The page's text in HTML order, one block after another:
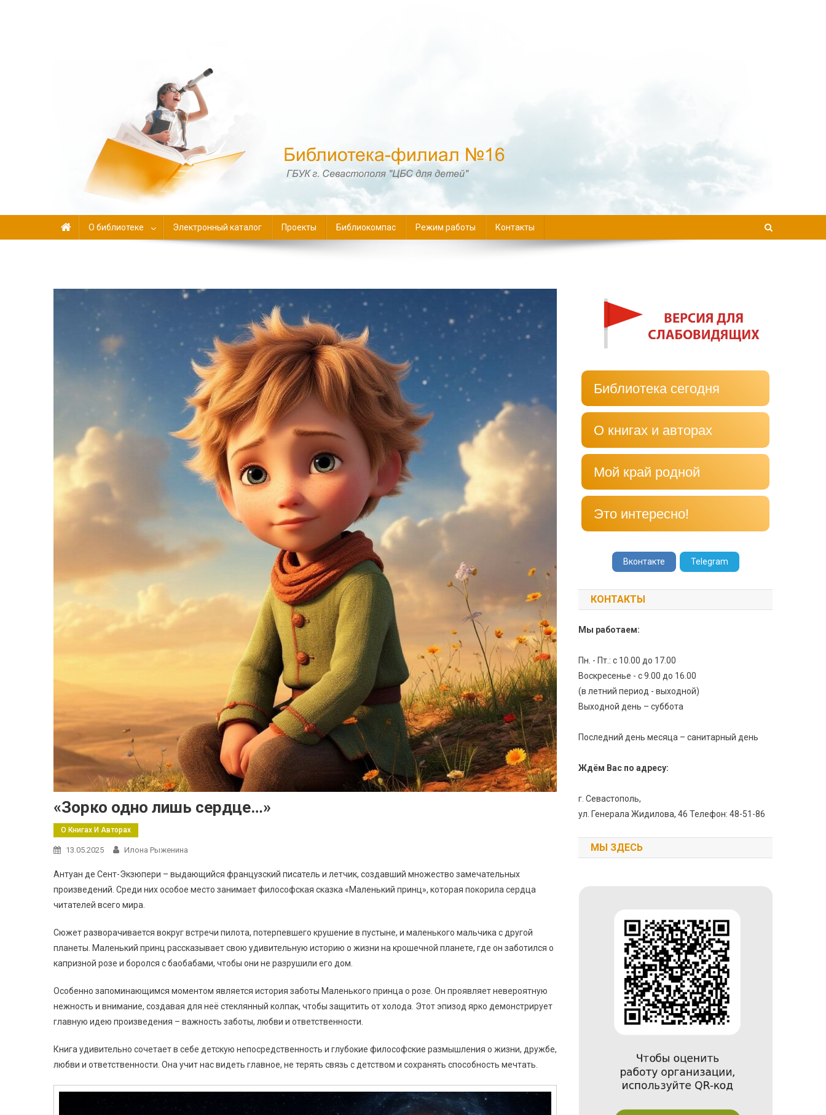
О библиотеке Электронный каталог Проекты Библиокомпас Режим работы Контакты
«Зорко одно лишь сердце…»
О Книгах И Авторах
13.05.2025 Илона Рыженина
Антуан де Сент-Экзюпери – выдающийся французский писатель и летчик, создавший множество замечательных
произведений. Среди них особое место занимает философская сказка «Маленький принц», которая покорила сердца
читателей всего мира.
Сюжет разворачивается вокруг встречи пилота, потерпевшего крушение в пустыне, и маленького мальчика с другой
планеты. Маленький принц рассказывает свою удивительную историю о жизни на крошечной планете, где он заботился о
капризной розе и боролся с баобабами, чтобы они не разрушили его дом.
Особенно запоминающимся моментом является история заботы Маленького принца о розе. Он проявляет невероятную
нежность и внимание, создавая для неё стеклянный колпак, чтобы защитить от холода. Этот эпизод ярко демонстрирует
главную идею произведения – важность заботы, любви и ответственности.
Книга удивительно сочетает в себе детскую непосредственность и глубокие философские размышления о жизни, дружбе,
любви и ответственности. Она учит нас видеть главное, не терять связь с детством и сохранять способность мечтать.
Библиотека сегодня
О книгах и авторах
Мой край родной
Это интересно!
Вконтакте Telegram
КОНТАКТЫ
Мы работаем:
Пн. - Пт.: с 10.00 до 17.00
Воскресенье - с 9.00 до 16.00
(в летний период - выходной)
Выходной день – суббота
Последний день месяца – санитарный день
Ждём Вас по адресу:
г. Севастополь,
ул. Генерала Жидилова, 46 Телефон: 48-51-86
МЫ ЗДЕСЬ